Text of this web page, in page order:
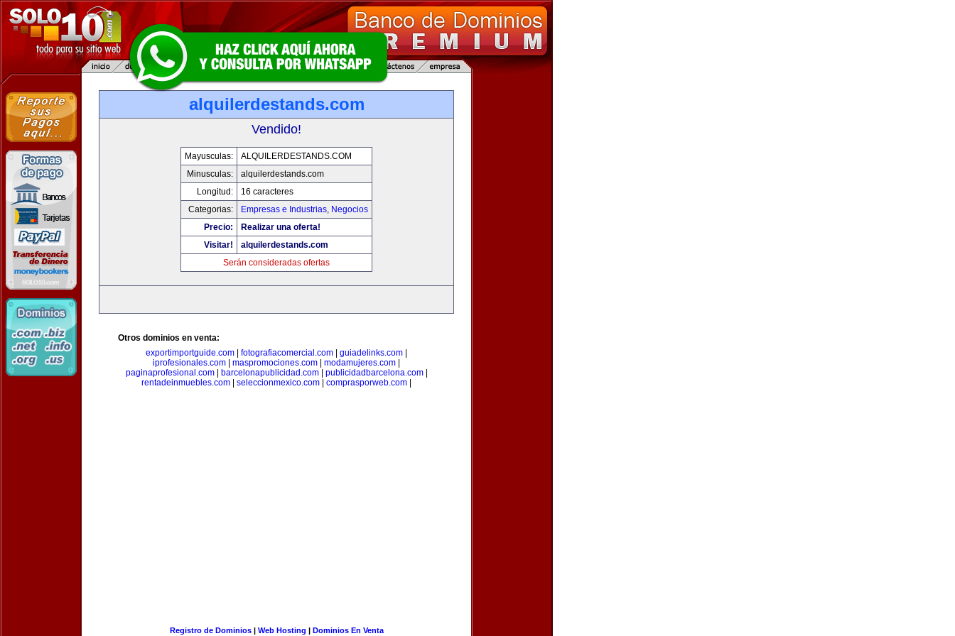
alquilerdestands.com
Vendido!
Mayusculas:
ALQUILERDESTANDS.COM
Minusculas:
alquilerdestands.com
Longitud:
16 caracteres
Categorias:
Empresas e Industrias, Negocios
Precio:
Realizar una oferta!
Visitar!
alquilerdestands.com
Serán consideradas ofertas
Otros dominios en venta:
exportimportguide.com
fotografiacomercial.com guiadelinks.com
iprofesionales.com
maspromociones.com modamujeres.com
paginaprofesional.com| barcelonapublicidad.com| publicidadbarcelona.com|
rentadeinmuebles.com
seleccionmexico.com comprasporweb.com
Registro de Dominios| Web Hosting | Dominios En Venta